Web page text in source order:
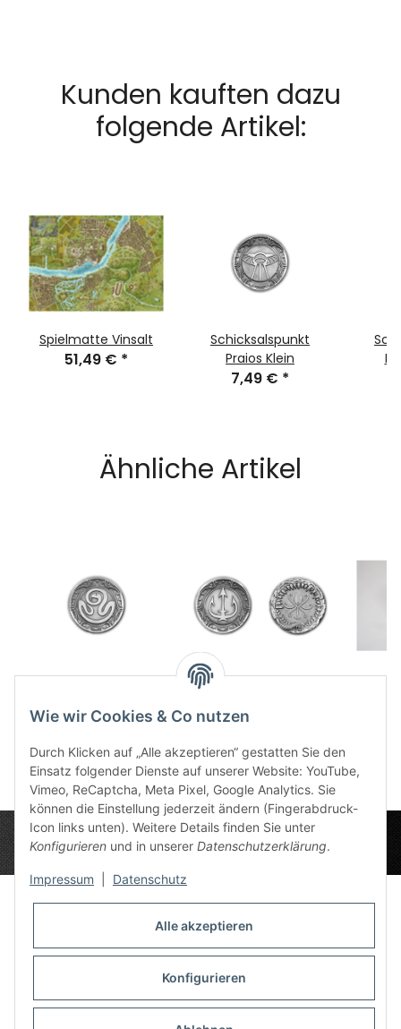
Kunden kauften dazu
folgende Artikel:
Spielmatte Vinsalt
51,49 € *
Schicksalspunkt
Praios Klein
7,49 € *
Ähnliche Artikel
Schicksalspunkt
7,49 €*
Schicksalspunkt
Charyptoroth Groß
12,50 €
Datenschutz-Einstellungen
Wie wir Cookies & Co nutzen
Durch Klicken auf „Alle akzeptieren“ gestatten Sie den
Einsatz folgender Dienste auf unserer Website: YouTube,
Vimeo, ReCaptcha, Meta Pixel, Google Analytics. Sie
können die Einstellung jederzeit ändern (Fingerabdruck-
Icon links unten). Weitere Details finden Sie unter
Konfigurieren und in unserer Datenschutzerklärung.
Impressum Datenschutz
Alle akzeptieren
Konfigurieren